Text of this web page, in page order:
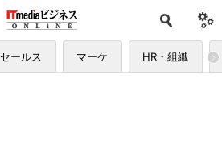
セールス マーケ HR・組織